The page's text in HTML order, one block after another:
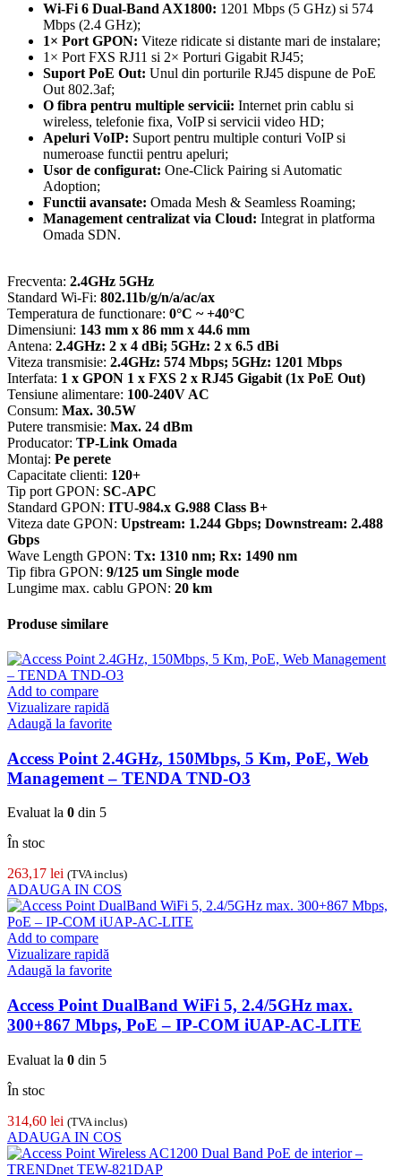
1
FXS,
2
x
RJ45
1G,
PoE
Out
TP-
Link
Omada
EAP625GP-
Wall
Wi-Fi 6 Dual-Band AX1800: 1201 Mbps (5 GHz) si 574
Mbps (2.4 GHz);
1× Port GPON: Viteze ridicate si distante mari de instalare;
1× Port FXS RJ11 si 2× Porturi Gigabit RJ45;
Suport PoE Out: Unul din porturile RJ45 dispune de PoE
Out 802.3af;
O fibra pentru multiple servicii: Internet prin cablu si
wireless, telefonie fixa, VoIP si servicii video HD;
Apeluri VoIP: Suport pentru multiple conturi VoIP si
numeroase functii pentru apeluri;
Usor de configurat: One-Click Pairing si Automatic
Adoption;
Functii avansate: Omada Mesh & Seamless Roaming;
Management centralizat via Cloud: Integrat in platforma
Omada SDN.
Frecventa: 2.4GHz 5GHz
Standard Wi-Fi: 802.11b/g/n/a/ac/ax
Temperatura de functionare: 0°C ~ +40°C
Dimensiuni: 143 mm x 86 mm x 44.6 mm
Antena: 2.4GHz: 2 x 4 dBi; 5GHz: 2 x 6.5 dBi
Viteza transmisie: 2.4GHz: 574 Mbps; 5GHz: 1201 Mbps
Interfata: 1 x GPON 1 x FXS 2 x RJ45 Gigabit (1x PoE Out)
Tensiune alimentare: 100-240V AC
Consum: Max. 30.5W
Putere transmisie: Max. 24 dBm
Producator: TP-Link Omada
Montaj: Pe perete
Capacitate clienti: 120+
Tip port GPON: SC-APC
Standard GPON: ITU-984.x G.988 Class B+
Viteza date GPON: Upstream: 1.244 Gbps; Downstream: 2.488
Gbps
Wave Length GPON: Tx: 1310 nm; Rx: 1490 nm
Tip fibra GPON: 9/125 um Single mode
Lungime max. cablu GPON: 20 km
Produse similare
Add to compare
Vizualizare rapidă
Adaugă la favorite
Access Point 2.4GHz, 150Mbps, 5 Km, PoE, Web
Management – TENDA TND-O3
Evaluat la 0 din 5
În stoc
263,17 lei (TVA inclus)
ADAUGA IN COS
Add to compare
Vizualizare rapidă
Adaugă la favorite
Access Point DualBand WiFi 5, 2.4/5GHz max.
300+867 Mbps, PoE – IP-COM iUAP-AC-LITE
Evaluat la 0 din 5
În stoc
314,60 lei (TVA inclus)
ADAUGA IN COS